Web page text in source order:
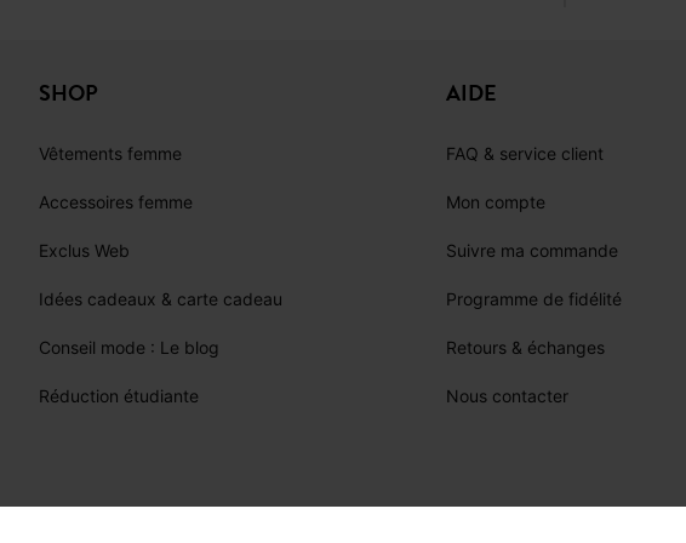
SHOP
Vêtements femme
Accessoires femme
Exclus Web
Idées cadeaux & carte cadeau
Conseil mode : Le blog
Réduction étudiante
AIDE
FAQ & service client
Mon compte
Suivre ma commande
Programme de fidélité
Retours & échanges
Nous contacter